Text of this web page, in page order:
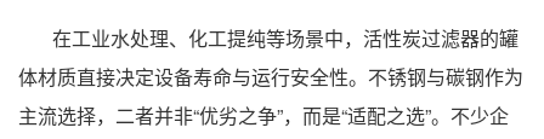
在工业水处理、化工提纯等场景中，活性炭过滤器的罐
体材质直接决定设备寿命与运行安全性。不锈钢与碳钢作为
主流选择，二者并非“优劣之争”，而是“适配之选”。不少企